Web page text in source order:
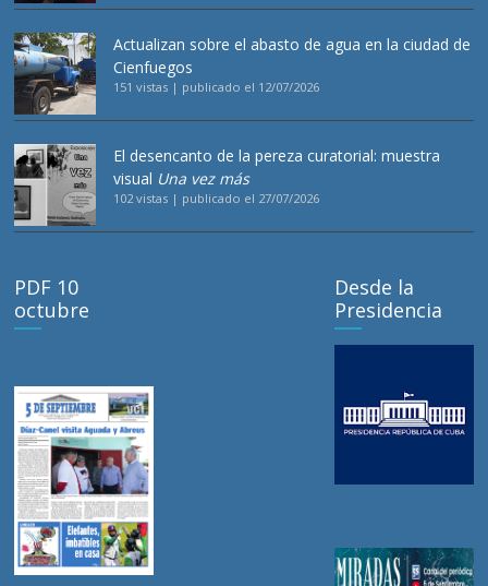
Actualizan sobre el abasto de agua en la ciudad de
Cienfuegos
151 vistas | publicado el 12/07/2026
El desencanto de la pereza curatorial: muestra
visual Una vez más
102 vistas | publicado el 27/07/2026
PDF 10
octubre
Desde la
Presidencia